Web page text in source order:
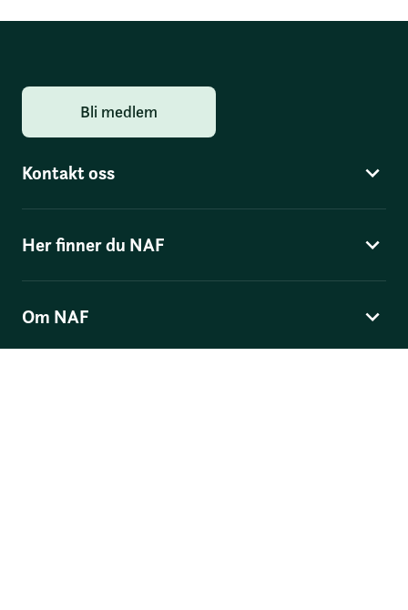
Bli medlem
Kontakt oss
Her finner du NAF
Om NAF